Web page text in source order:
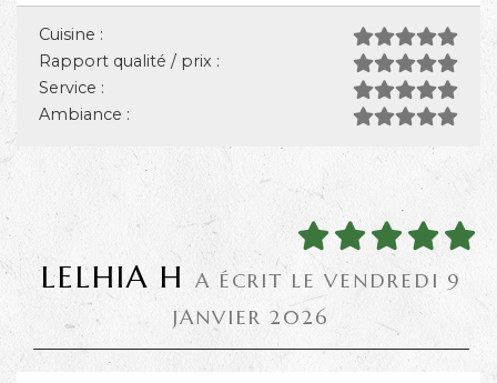
Cuisine :
Rapport qualité / prix :
Service :
Ambiance :
LELHIA H
A ÉCRIT LE VENDREDI 9
JANVIER 2026